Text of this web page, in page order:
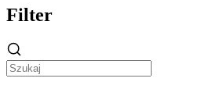
Filter